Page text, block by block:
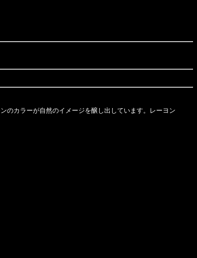
のカラーが自然のイメージを醸し出しています。レーヨン